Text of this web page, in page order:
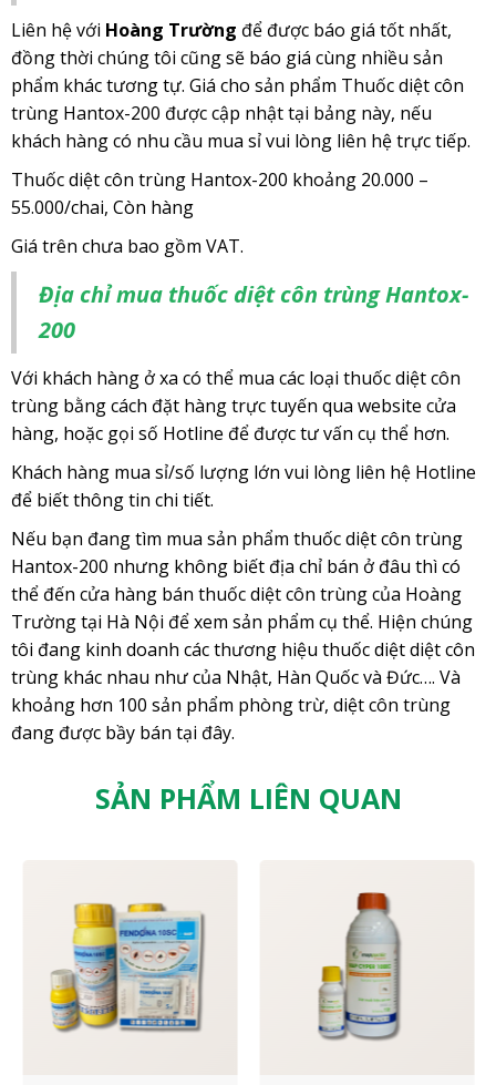
Liên hệ với Hoàng Trường để được báo giá tốt nhất,
đồng thời chúng tôi cũng sẽ báo giá cùng nhiều sản
phẩm khác tương tự. Giá cho sản phẩm Thuốc diệt côn
trùng Hantox-200 được cập nhật tại bảng này, nếu
khách hàng có nhu cầu mua sỉ vui lòng liên hệ trực tiếp.
Thuốc diệt côn trùng Hantox-200 khoảng 20.000 –
55.000/chai, Còn hàng
Giá trên chưa bao gồm VAT.
Địa chỉ mua thuốc diệt côn trùng Hantox-
200
Với khách hàng ở xa có thể mua các loại thuốc diệt côn
trùng bằng cách đặt hàng trực tuyến qua website cửa
hàng, hoặc gọi số Hotline để được tư vấn cụ thể hơn.
Khách hàng mua sỉ/số lượng lớn vui lòng liên hệ Hotline
để biết thông tin chi tiết.
Nếu bạn đang tìm mua sản phẩm thuốc diệt côn trùng
Hantox-200 nhưng không biết địa chỉ bán ở đâu thì có
thể đến cửa hàng bán thuốc diệt côn trùng của Hoàng
Trường tại Hà Nội để xem sản phẩm cụ thể. Hiện chúng
tôi đang kinh doanh các thương hiệu thuốc diệt diệt côn
trùng khác nhau như của Nhật, Hàn Quốc và Đức…. Và
khoảng hơn 100 sản phẩm phòng trừ, diệt côn trùng
đang được bầy bán tại đây.
SẢN PHẨM LIÊN QUAN